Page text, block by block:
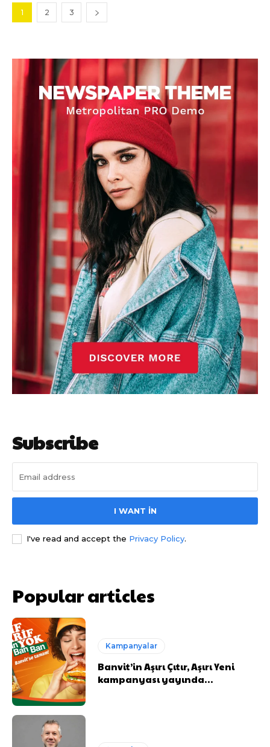
1 2 3
Subscribe
I WANT IN
I've read and accept the Privacy Policy.
Popular articles
Kampanyalar
Banvit’in Aşırı Çıtır, Aşırı Yeni
kampanyası yayında…